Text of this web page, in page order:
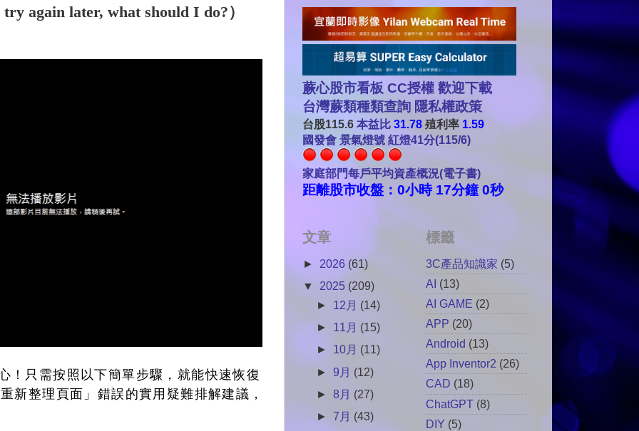
again later, what should I do?）
！只需按照以下簡單步驟，就能快速恢復
新整理頁面」錯誤的實用疑難排解建議，
蕨心股市看板 CC授權 歡迎下載
台灣蕨類種類查詢 隱私權政策
台股115.6 本益比 31.78 殖利率 1.59
國發會 景氣燈號 紅燈41分(115/6)
家庭部門每戶平均資產概況(電子書)
距離股市收盤：0小時 16分鐘 58秒
文章
► 2026 (61)
▼ 2025 (209)
► 12月 (14)
► 11月 (15)
► 10月 (11)
►9月 (12)
►8月 (27)
► 7月 (43)
標籤
3C產品知識家 (5)
AI (13)
AI GAME (2)
APP (20)
Android (13)
App Inventor2 (26)
CAD (18)
ChatGPT (8)
DIY (5)